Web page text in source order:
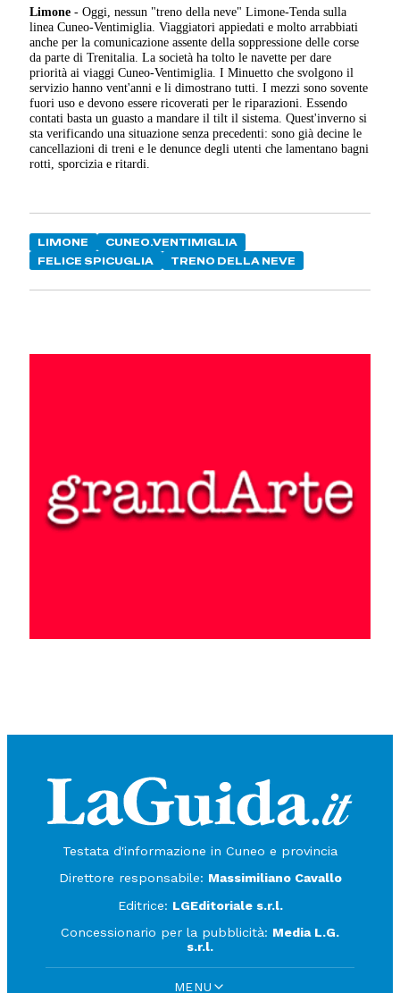
Limone - Oggi, nessun "treno della neve" Limone-Tenda sulla
linea Cuneo-Ventimiglia. Viaggiatori appiedati e molto arrabbiati
anche per la comunicazione assente della soppressione delle corse
da parte di Trenitalia. La società ha tolto le navette per dare
priorità ai viaggi Cuneo-Ventimiglia. I Minuetto che svolgono il
servizio hanno vent'anni e li dimostrano tutti. I mezzi sono sovente
fuori uso e devono essere ricoverati per le riparazioni. Essendo
contati basta un guasto a mandare il tilt il sistema. Quest'inverno si
sta verificando una situazione senza precedenti: sono già decine le
cancellazioni di treni e le denunce degli utenti che lamentano bagni
rotti, sporcizia e ritardi.
LIMONE
CUNEO.VENTIMIGLIA
FELICE SPICUGLIA
TRENO DELLA NEVE
Testata d'informazione in Cuneo e provincia
Direttore responsabile: Massimiliano Cavallo
Editrice: LGEditoriale s.r.l.
Concessionario per la pubblicità: Media L.G.
s.r.l.
MENU